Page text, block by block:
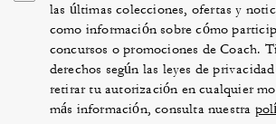
las últimas colecciones, ofertas y
como información sobre cómo
concursos o promociones de Coach.
derechos según las leyes de
retirar tu autorización en cualquier
más información, consulta nuestra